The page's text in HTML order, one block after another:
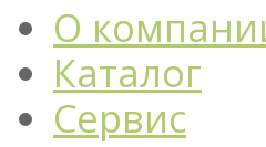
О
Каталог
Сервис